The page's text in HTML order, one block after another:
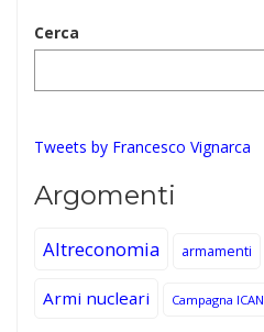
Cerca
Tweets by Francesco Vignarca
Argomenti
Altreconomia armamenti
Armi nucleari Campagna ICAN